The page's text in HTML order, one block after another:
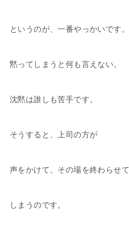
というのが、一番やっかいです。
黙ってしまうと何も言えない。
沈黙は誰しも苦手です。
そうすると、上司の方が
声をかけて、その場を終わらせて
しまうのです。